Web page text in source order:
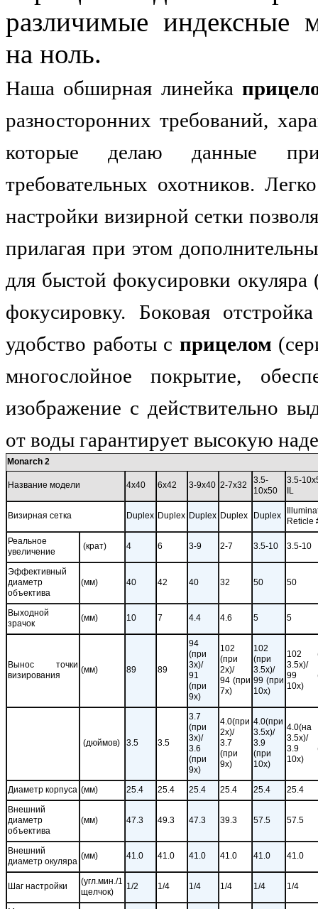
различимые индексные
на ноль.
Наша обширная линейка
разносторонних требований,
которые делаю данные
требовательных охотников.
настройки визирной сетки
прилагая при этом
для быстой фокусировки
фокусировку. Боковая
удобство работы с прицелом
многослойное покрытие,
изображение с действительно
от воды гарантирует высокую
Monarch 2
Название модели 4x40 6x42 3-9x40 2-7x32
3.5-
10x50
3.5-
IL
Визирная сетка Duplex Duplex Duplex Duplex Duplex
Reticle
Реальное
увеличение
(крат) 4 6 3-9 2-7 3.5-10 3.5-10
Эффективный
диаметр
объектива
(мм) 40 42 40 32 50 50
Выходной
зрачок
(мм) 10 7 4.4 4.6 5 5
Вынос точки
визирования
(мм) 89 89
94
(при
3x)/
91
(при
9x)
102
(при
2x)/
94 (при
7x)
102
(при
3.5x)/
99 (при
10x)
102
3.5x)/
99
10x)
(дюймов) 3.5 3.5
3.7
(при
3x)/
3.6
(при
9x)
4.0(при
2x)/
3.7
(при
9x)
4.0(при
3.5x)/
3.9
(при
10x)
4.0(на
3.5x)/
3.9
10x)
Диаметр корпуса (мм) 25.4 25.4 25.4 25.4 25.4
25.4
Внешний
диаметр
объектива
(мм) 47.3 49.3 47.3 39.3 57.5 57.5
Внешний
диаметр окуляра
(мм) 41.0 41.0 41.0 41.0 41.0 41.0
Шаг настройки
(угл.мин./1
щелчок)
1/2 1/4 1/4 1/4 1/4 1/4